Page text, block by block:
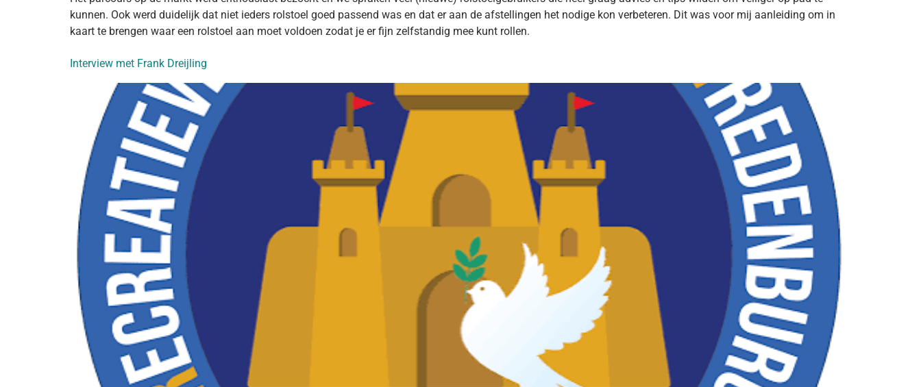
kunnen. Ook werd duidelijk dat niet ieders rolstoel goed passend was en dat er aan de afstellingen het nodige kon verbeteren. Dit was voor mij aanleiding om in
kaart te brengen waar een rolstoel aan moet voldoen zodat je er fijn zelfstandig mee kunt rollen.
Interview met Frank Dreijling